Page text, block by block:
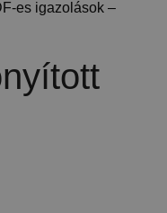
es igazolások –